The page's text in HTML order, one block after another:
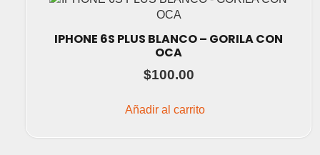
IPHONE 6S PLUS BLANCO – GORILA CON
OCA
$100.00
Añadir al carrito